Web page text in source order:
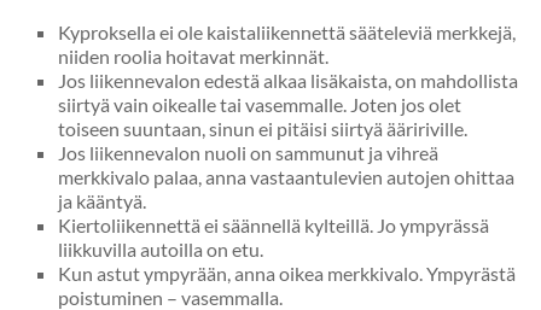
Kyproksella ei ole kaistaliikennettä sääteleviä merkkejä,
niiden roolia hoitavat merkinnät.
Jos liikennevalon edestä alkaa lisäkaista, on mahdollista
siirtyä vain oikealle tai vasemmalle. Joten jos olet
toiseen suuntaan, sinun ei pitäisi siirtyä ääririville.
Jos liikennevalon nuoli on sammunut ja vihreä
merkkivalo palaa, anna vastaantulevien autojen ohittaa
ja kääntyä.
Kiertoliikennettä ei säännellä kylteillä. Jo ympyrässä
liikkuvilla autoilla on etu.
Kun astut ympyrään, anna oikea merkkivalo. Ympyrästä
poistuminen – vasemmalla.